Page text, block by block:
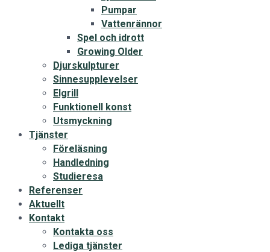
Pumpar
Vattenrännor
Spel och idrott
Growing Older
Djurskulpturer
Sinnesupplevelser
Elgrill
Funktionell konst
Utsmyckning
Tjänster
Föreläsning
Handledning
Studieresa
Referenser
Aktuellt
Kontakt
Kontakta oss
Lediga tjänster